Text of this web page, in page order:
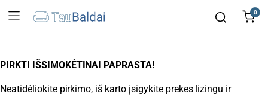
0
PIRKTI IŠSIMOKĖTINAI PAPRASTA!
Neatidėliokite pirkimo, iš karto įsigykite prekes lizingu ir